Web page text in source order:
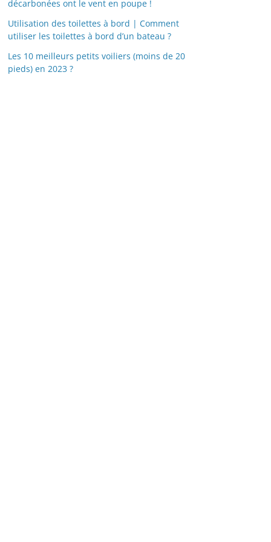
décarbonées ont le vent en poupe !
Utilisation des toilettes à bord | Comment
utiliser les toilettes à bord d’un bateau ?
Les 10 meilleurs petits voiliers (moins de 20
pieds) en 2023 ?